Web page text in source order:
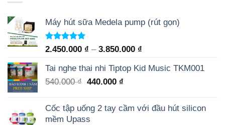
Máy hút sữa Medela pump (rút gọn)
Rated 5.00
2.450.000 ₫ – 3.850.000 ₫
Tai nghe thai nhi Tiptop Kid Music TKM001
540.000₫ 440.000 ₫
Cốc tập uống 2 tay cầm với đầu hút silicon
mềm Upass